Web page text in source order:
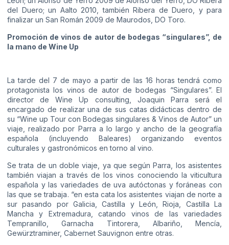
del Duero; un Aalto 2010, también Ribera de Duero, y para
finalizar un San Román 2009 de Maurodos, DO Toro.
Promoción de vinos de autor de bodegas “singulares”, de
la mano de Wine Up
La tarde del 7 de mayo a partir de las 16 horas tendrá como
protagonista los vinos de autor de bodegas “Singulares”. El
director de Wine Up consulting, Joaquin Parra será el
encargado de realizar una de sus catas didácticas dentro de
su “Wine up Tour con Bodegas singulares & Vinos de Autor” un
viaje, realizado por Parra a lo largo y ancho de la geografía
española (incluyendo Baleares) organizando eventos
culturales y gastronómicos en torno al vino.
Se trata de un doble viaje, ya que según Parra, los asistentes
también viajan a través de los vinos conociendo la viticultura
española y las variedades de uva autóctonas y foráneas con
las que se trabaja. “en esta cata los asistentes viajan de norte a
sur pasando por Galicia, Castilla y León, Rioja, Castilla La
Mancha y Extremadura, catando vinos de las variedades
Tempranillo, Garnacha Tintorera, Albariño, Mencía,
Gewürztraminer, Cabernet Sauvignon entre otras.